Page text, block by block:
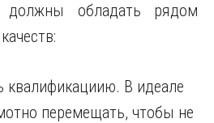
должны обладать рядом
квалификациию. В идеале
перемещать, чтобы не